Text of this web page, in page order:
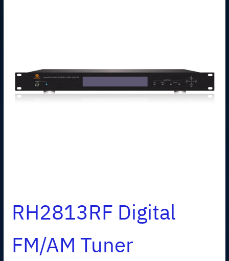
RH2813RF Digital
FM/AM Tuner